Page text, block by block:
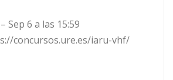
Sep 6 a las 15:59
concursos.ure.es/iaru-vhf/